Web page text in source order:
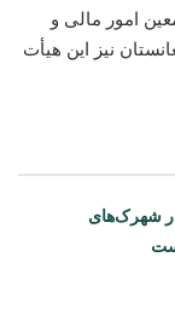
امور مالی و
نیز این هیأت
شهرک‌های